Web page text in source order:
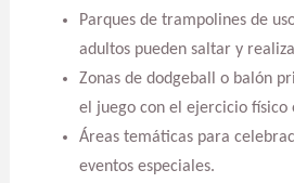
Parques de trampolines de
adultos pueden saltar y
Zonas de dodgeball o balón
el juego con el ejercicio físico
Áreas temáticas para
eventos especiales.